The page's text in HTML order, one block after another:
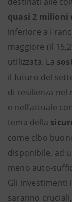
quasi 2 milioni
inferiore a
maggiore (il
utilizzata. La
il futuro del
di resilienza nel
e nell’attuale
tema della
come cibo
disponibile, ad
meno auto-
Gli investimenti
saranno